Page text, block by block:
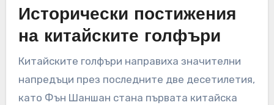
Исторически постижения
на китайските голфъри
Китайските голфъри направиха значителни
напредъци през последните две десетилетия,
като Фън Шаншан стана първата китайска